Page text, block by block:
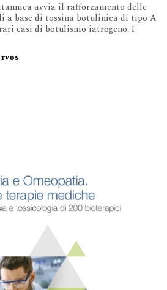
avvia il rafforzamento delle
a base di tossina botulinica di tipo A
casi di botulismo iatrogeno. I